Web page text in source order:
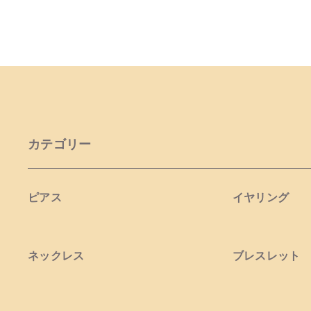
カテゴリー
ピアス イヤリング
ネックレス ブレスレット